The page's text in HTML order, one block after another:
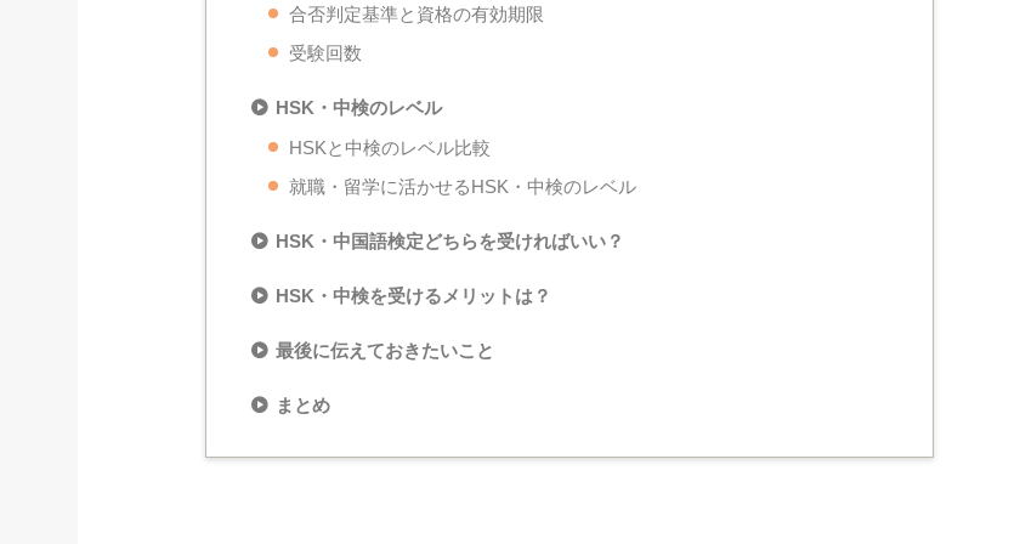
合否判定基準と資格の有効期限
受験回数
HSK・中検のレベル
HSKと中検のレベル比較
就職・留学に活かせるHSK・中検のレベル
HSK・中国語検定どちらを受ければいい？
HSK・中検を受けるメリットは？
最後に伝えておきたいこと
まとめ